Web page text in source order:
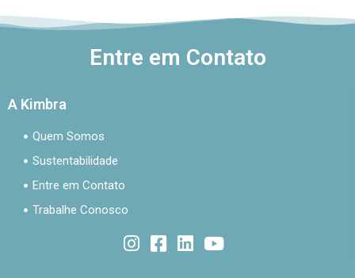
Entre em Contato
A Kimbra
Quem Somos
Sustentabilidade
Entre em Contato
Trabalhe Conosco